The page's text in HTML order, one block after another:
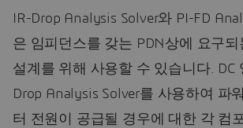
IR-Drop Analysis Solver와 PI-FD
은 임피던스를 갖는 PDN상에 요구
설계를 위해 사용할 수 있습니다. DC
Drop Analysis Solver를 사용하여 파
터 전원이 공급될 경우에 대한 각 컴